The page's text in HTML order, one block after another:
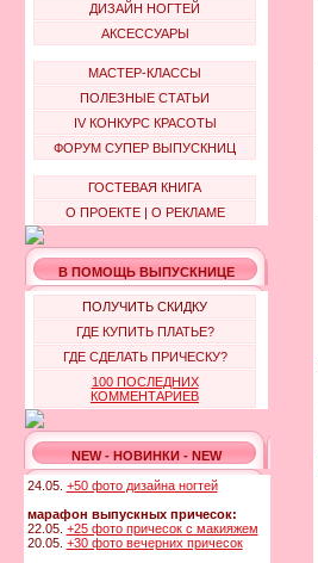
ДИЗАЙН НОГТЕЙ
АКСЕССУАРЫ
МАСТЕР-КЛАССЫ
ПОЛЕЗНЫЕ СТАТЬИ
IV КОНКУРС КРАСОТЫ
ФОРУМ СУПЕР ВЫПУСКНИЦ
ГОСТЕВАЯ КНИГА
О ПРОЕКТЕ| О РЕКЛАМЕ
В ПОМОЩЬ ВЫПУСКНИЦЕ
ПОЛУЧИТЬ СКИДКУ
ГДЕ КУПИТЬ ПЛАТЬЕ?
ГДЕ СДЕЛАТЬ ПРИЧЕСКУ?
100 ПОСЛЕДНИХ
КОММЕНТАРИЕВ
NEW - НОВИНКИ - NEW
24.05. +50 фото дизайна ногтей
марафон выпускных причесок:
22.05. +25 фото причесок с макияжем
20.05. +30 фото вечерних причесок